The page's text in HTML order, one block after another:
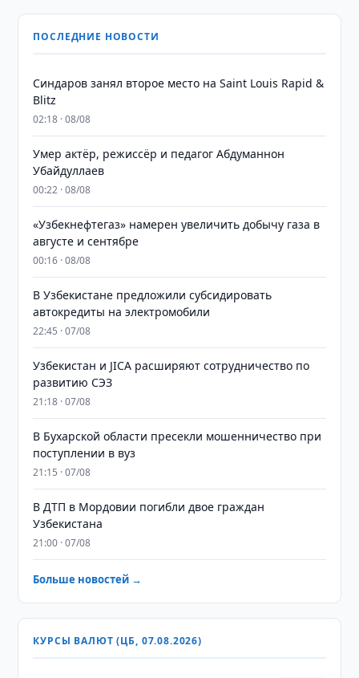
ПОСЛЕДНИЕ НОВОСТИ
Синдаров занял второе место на Saint Louis Rapid &
Blitz
02:18 · 08/08
Умер актёр, режиссёр и педагог Абдуманнон
Убайдуллаев
00:22 · 08/08
«Узбекнефтегаз» намерен увеличить добычу газа в
августе и сентябре
00:16 · 08/08
В Узбекистане предложили субсидировать
автокредиты на электромобили
22:45 · 07/08
Узбекистан и JICA расширяют сотрудничество по
развитию СЭЗ
21:18 · 07/08
В Бухарской области пресекли мошенничество при
поступлении в вуз
21:15 · 07/08
В ДТП в Мордовии погибли двое граждан
Узбекистана
21:00 · 07/08
Больше новостей →
КУРСЫ ВАЛЮТ (ЦБ, 07.08.2026)